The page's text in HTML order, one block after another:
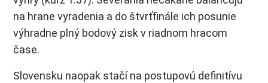
na hrane vyradenia a do štvrťfinále ich posunie
výhradne plný bodový zisk v riadnom hracom
čase.
Slovensku naopak stačí na postupovú definitívu